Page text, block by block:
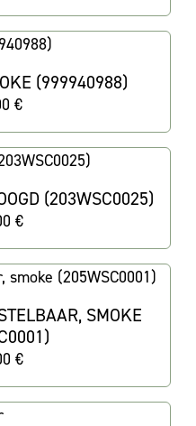
(999940988)
€
(203WSC0025)
€
SMOKE
€